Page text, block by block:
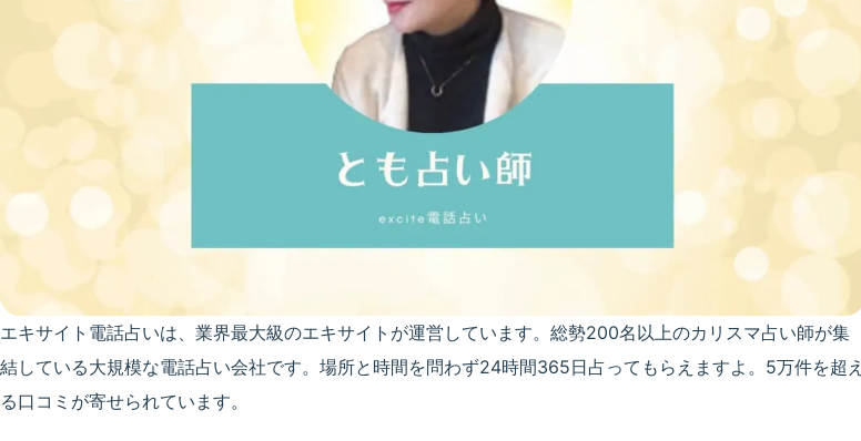
エキサイト電話占いは、業界最大級のエキサイトが運営しています。総勢200名以上のカリスマ占い師が集
結している大規模な電話占い会社です。場所と時間を問わず24時間365日占ってもらえますよ。5万件を超え
る口コミが寄せられています。